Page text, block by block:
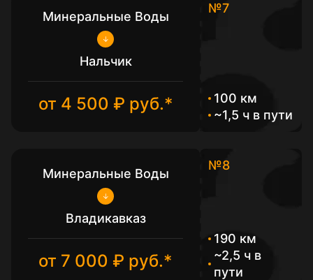
Минеральные Воды
Нальчик
от 4 500 ₽ руб.*
№7
100 км
~1,5 ч в пути
Минеральные Воды
Владикавказ
от 7 000 ₽ руб.*
№8
190 км
~2,5 ч в
пути